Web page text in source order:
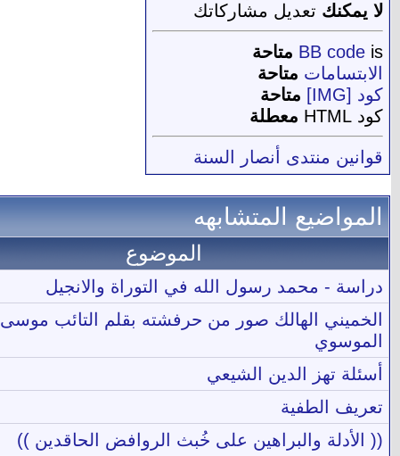
لا يمكنك تعديل مشاركاتك
BB code is
متاحة
الابتسامات متاحة
كود [IMG]
متاحة
كود HTML
معطلة
قوانين منتدى أنصار السنة
المواضيع المتشابهه
الموضوع
دراسة - محمد رسول الله في التوراة والانجيل
الخميني الهالك صور من حرفشته بقلم التائب موسى
الموسوي
أسئلة تهز الدين الشيعي
تعريف الطفية
(( الأدلة والبراهين على خُبث الروافض الحاقدين ))